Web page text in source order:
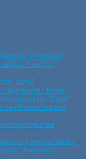
“Росинка”
“Час пік”
“Орія”
“Зміна”
“Орія”
образотворче
мистецтва
та декоративно-
“Писанка”